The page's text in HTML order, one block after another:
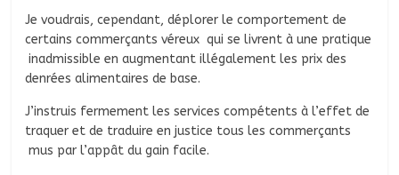
Je voudrais, cependant, déplorer le comportement de
certains commerçants véreux qui se livrent à une pratique
inadmissible en augmentant illégalement les prix des
denrées alimentaires de base.
J’instruis fermement les services compétents à l’effet de
traquer et de traduire en justice tous les commerçants
mus par l’appât du gain facile.